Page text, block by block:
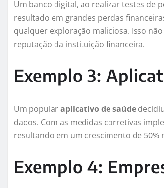
Um banco digital, ao realizar testes de
resultado em grandes perdas
qualquer exploração maliciosa. Isso
reputação da instituição financeira.
Exemplo 3:
Um popularaplicativo de saúde
dados. Com as medidas corretivas
resultando em um crescimento de 50%
Exemplo 4: